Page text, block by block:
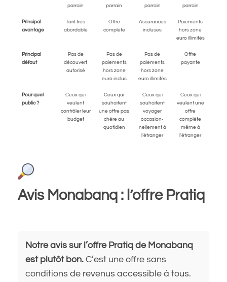
parrain parrain parrain parrain
Principal
avantage
Tarif très
abordable
Offre
complète
Assurances
incluses
Paiements
hors zone
euro illimités
Principal
défaut
Pas de
découvert
autorisé
Pas de
paiements
hors zone
euro inclus
Pas de
paiements
hors zone
euro illimités
Offre
payante
Pour quel
public ?
Ceux qui
veulent
contrôler leur
budget
Ceux qui
souhaitent
une offre pas
chère au
quotidien
Ceux qui
souhaitent
voyager
occasion-
nellement à
l’étranger
Ceux qui
veulent une
offre
complète
même à
l'étranger
Avis Monabanq : l’offre Pratiq
Notre avis sur l’offre Pratiq de Monabanq
est plutôt bon. C’est une offre sans
conditions de revenus accessible à tous.